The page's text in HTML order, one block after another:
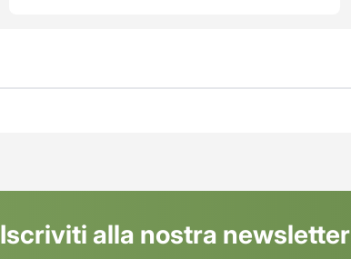
Iscriviti alla nostra newsletter